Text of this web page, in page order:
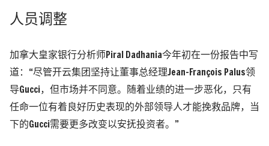
人员调整
加拿大皇家银行分析师Piral Dadhania今年初在一份报告中写
道：“尽管开云集团坚持让董事总经理Jean-François Palus领
导Gucci，但市场并不同意。随着业绩的进一步恶化，只有
任命一位有着良好历史表现的外部领导人才能挽救品牌，当
下的Gucci需要更多改变以安抚投资者。”